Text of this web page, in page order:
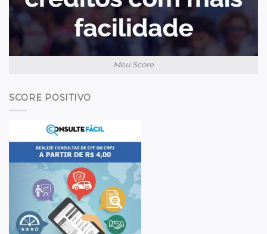
Meu Score
SCORE POSITIVO